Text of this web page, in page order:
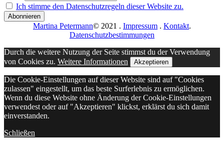
Ich stimme den Datenschutzregeln dieser Website zu.
Martina Petermann© 2021 . Impressum . Kontakt.
Datenschutzbestimmungen
Durch die weitere Nutzung der Seite stimmst du der Verwendung
von Cookies zu. Weitere Informationen Akzeptieren
Die Cookie-Einstellungen auf dieser Website sind auf "Cookies
zulassen" eingestellt, um das beste Surferlebnis zu ermöglichen.
Wenn du diese Website ohne Änderung der Cookie-Einstellungen
verwendest oder auf "Akzeptieren" klickst, erklärst du sich damit
einverstanden.
Schließen